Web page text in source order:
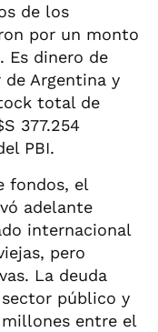
de los
por un monto
Es dinero de
Argentina y
total de
377.254
PBI.
fondos, el
adelante
internacional
pero
La deuda
público y
millones entre el